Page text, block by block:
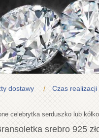
dostawy Czas realizacji
celebrytka serduszko lub
srebro 925